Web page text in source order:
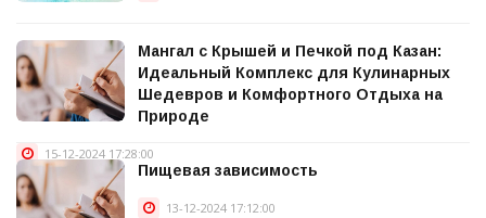
Мангал с Крышей и Печкой под Казан:
Идеальный Комплекс для Кулинарных
Шедевров и Комфортного Отдыха на
Природе
15-12-2024 17:28:00
Пищевая зависимость
13-12-2024 17:12:00